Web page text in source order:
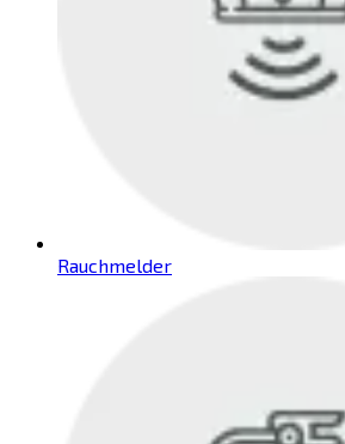
Rauchmelder